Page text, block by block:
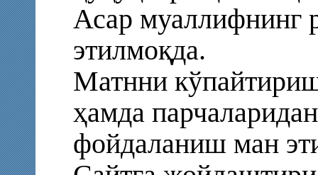
Асар муаллифнинг
этилмоқда.
Матнни
ҳамда
фойдаланиш ман